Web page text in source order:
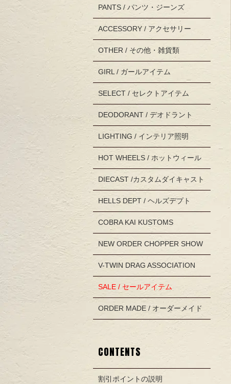
PANTS / パンツ・ジーンズ
ACCESSORY / アクセサリー
OTHER / その他・雑貨類
GIRL / ガールアイテム
SELECT / セレクトアイテム
DEODORANT / デオドラント
LIGHTING / インテリア照明
HOT WHEELS / ホットウィール
DIECAST /カスタムダイキャスト
HELLS DEPT / ヘルズデプト
COBRA KAI KUSTOMS
NEW ORDER CHOPPER SHOW
V-TWIN DRAG ASSOCIATION
SALE / セールアイテム
ORDER MADE / オーダーメイド
CONTENTS
割引ポイントの説明